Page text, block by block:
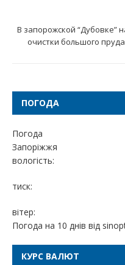
В запорожской “Дубовке”
очистки большого
ПОГОДА
Погода
Запоріжжя
вологість:
тиск:
вітер:
Погода на 10 днів від
КУРС ВАЛЮТ